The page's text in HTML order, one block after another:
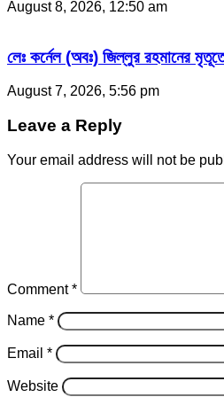
August 8, 2026, 12:50 am
লেঃ কর্নেল (অবঃ) জিল্লুর রহমানের
August 7, 2026, 5:56 pm
Leave a Reply
Your email address will not be
Comment*
Name *
Email *
Website